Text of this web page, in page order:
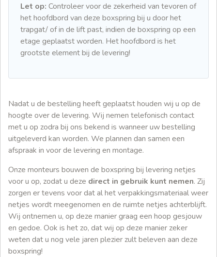
Let op: Controleer voor de zekerheid van tevoren of
het hoofdbord van deze boxspring bij u door het
trapgat/ of in de lift past, indien de boxspring op een
etage geplaatst worden. Het hoofdbord is het
grootste element bij de levering!
Nadat u de bestelling heeft geplaatst houden wij u op de
hoogte over de levering. Wij nemen telefonisch contact
met u op zodra bij ons bekend is wanneer uw bestelling
uitgeleverd kan worden. We plannen dan samen een
afspraak in voor de levering en montage.
Onze monteurs bouwen de boxspring bij levering netjes
voor u op, zodat u deze direct in gebruik kunt nemen. Zij
zorgen er tevens voor dat al het verpakkingsmateriaal weer
netjes wordt meegenomen en de ruimte netjes achterblijft.
Wij ontnemen u, op deze manier graag een hoop gesjouw
en gedoe. Ook is het zo, dat wij op deze manier zeker
weten dat u nog vele jaren plezier zult beleven aan deze
boxspring!